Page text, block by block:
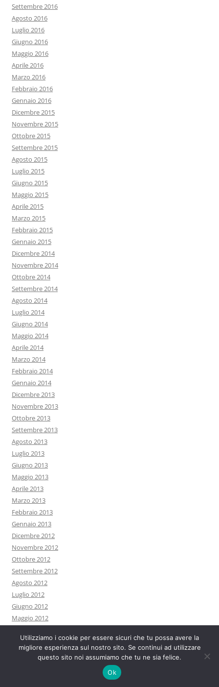
Settembre 2016
Agosto 2016
Luglio 2016
Giugno 2016
Maggio 2016
Aprile 2016
Marzo 2016
Febbraio 2016
Gennaio 2016
Dicembre 2015
Novembre 2015
Ottobre 2015
Settembre 2015
Agosto 2015
Luglio 2015
Giugno 2015
Maggio 2015
Aprile 2015
Marzo 2015
Febbraio 2015
Gennaio 2015
Dicembre 2014
Novembre 2014
Ottobre 2014
Settembre 2014
Agosto 2014
Luglio 2014
Giugno 2014
Maggio 2014
Aprile 2014
Marzo 2014
Febbraio 2014
Gennaio 2014
Dicembre 2013
Novembre 2013
Ottobre 2013
Settembre 2013
Agosto 2013
Luglio 2013
Giugno 2013
Maggio 2013
Aprile 2013
Marzo 2013
Febbraio 2013
Gennaio 2013
Dicembre 2012
Novembre 2012
Ottobre 2012
Settembre 2012
Agosto 2012
Luglio 2012
Giugno 2012
Maggio 2012
Marzo 2012
Febbraio 2012
Utilizziamo i cookie per essere sicuri che tu possa avere la
migliore esperienza sul nostro sito. Se continui ad utilizzare
questo sito noi assumiamo che tu ne sia felice.
Ok